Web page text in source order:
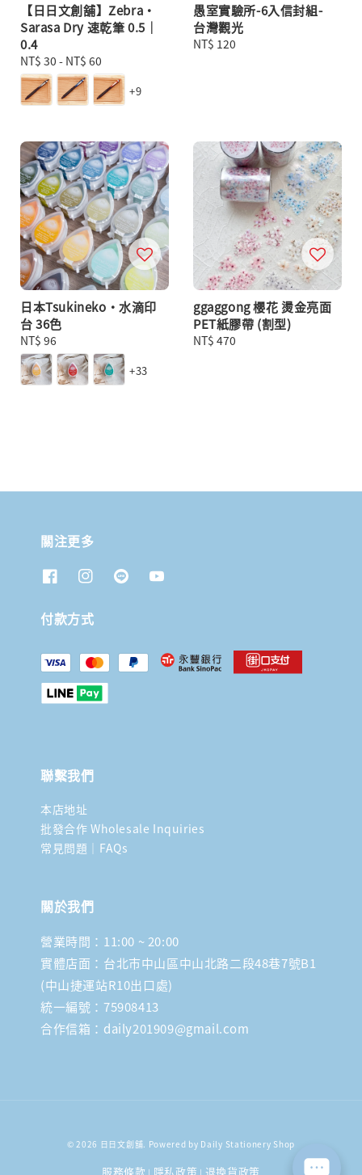
【日日文創舖】Zebra・
Sarasa Dry 速乾筆 0.5｜
0.4
Regular
price
NT$ 30 - NT$ 60
+9
愚室實驗所-6入信封組-
台灣觀光
Regular
NT$ 120
日本Tsukineko・水滴印
台 36色
Regular
price
NT$ 96
+33
ggaggong 櫻花 燙金亮面
PET紙膠帶 (割型)
Regular
NT$ 470
關注更多
付款方式
聯繫我們
本店地址
批發合作 Wholesale Inquiries
常見問題｜FAQs
關於我們
營業時間：11:00 ~ 20:00
實體店面：台北市中山區中山北路二段48巷7號B1
(中山捷運站R10出口處)
統一編號：75908413
合作信箱：daily201909@gmail.com
© 2026 日日文創舖. Powered by Daily Stationery Shop
服務條款 | 隱私政策 | 退換貨政策